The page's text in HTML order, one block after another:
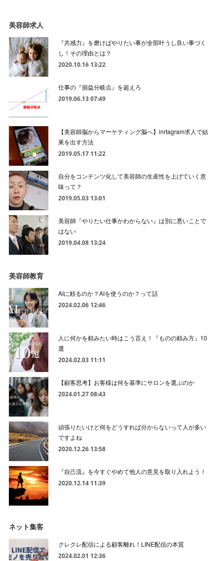
美容師求人
『共感力』を磨けばやりたい事が全部叶うし良い事づく
し！その理由とは？
2020.10.16 13:22
仕事の『損益分岐点』を超えろ
2019.06.13 07:49
【美容師脳からマーケティング脳へ】inrtagram求人で結
果を出す方法
2019.05.17 11:22
自分をコンテンツ化して美容師の生産性を上げていく意
味って？
2019.05.03 13:01
美容師『やりたい仕事かわからない』は別に悪いことで
はない
2019.04.08 13:24
美容師教育
AIに頼るのか？AIを使うのか？って話
2024.02.06 12:46
人に何かを頼みたい時はこう言え！『ものの頼み方』10
選
2024.02.03 11:11
【顧客思考】お客様は何を基準にサロンを選ぶのか
2024.01.27 08:43
頑張りたいけど何をどうすれば分からないって人が多い
ですよね
2020.12.26 13:58
『自己流』を今すぐやめて他人の意見を取り入れよう！
2020.12.14 11:39
ネット集客
クレクレ配信による顧客離れ！LINE配信の本質
2024.02.01 12:36